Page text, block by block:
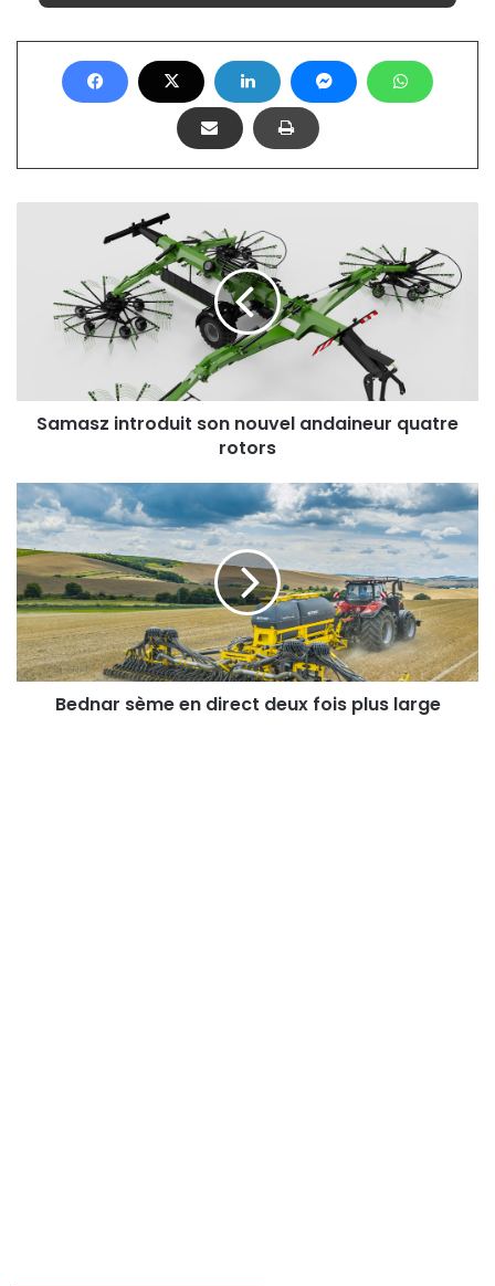
andaineur
quatre
Samasz introduit son nouvel andaineur quatre
rotors
Bednar
sème
en
direct
deux
fois
plus
large
Bednar sème en direct deux fois plus large